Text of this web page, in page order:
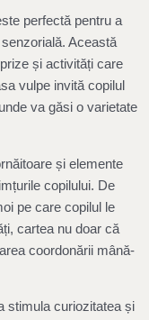
perfectă pentru a
Această
și activități care
vulpe invită copilul
va găsi o varietate
și elemente
copilului. De
pe care copilul le
cartea nu doar că
coordonării mână-
stimula curiozitatea și